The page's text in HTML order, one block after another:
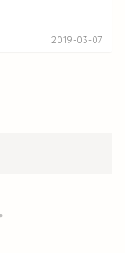
2019-03-07